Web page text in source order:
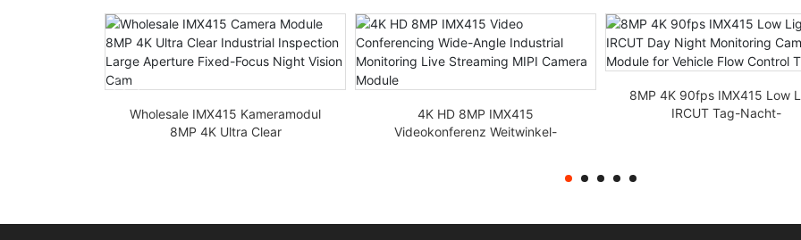
Wholesale IMX415 Kameramodul
8MP 4K Ultra Clear
4K HD 8MP IMX415
Videokonferenz Weitwinkel-
8MP 4K 90fps IMX415 Low
IRCUT Tag-Nacht-